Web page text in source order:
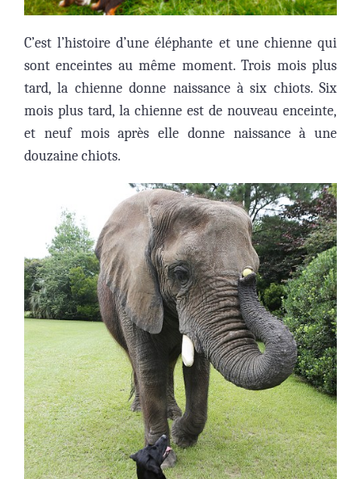
C’est l’histoire d’une éléphante et une chienne qui
sont enceintes au même moment. Trois mois plus
tard, la chiennedonne naissance à six chiots. Six
mois plus tard, la chienne est de nouveau enceinte,
et neuf mois après elle donne naissance à une
douzaine chiots.